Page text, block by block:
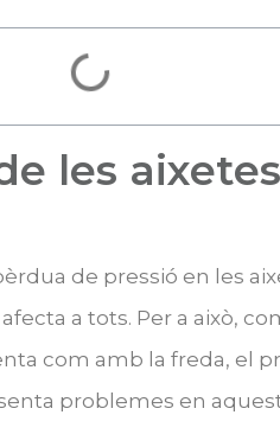
les
de pressió en les
a tots. Per a això,
com amb la freda, el
problemes en